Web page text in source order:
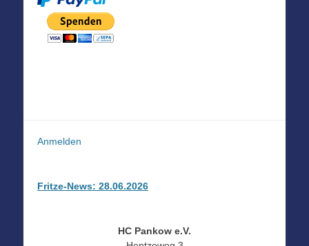
Anmelden
Fritze-News: 28.06.2026
HC Pankow e.V.